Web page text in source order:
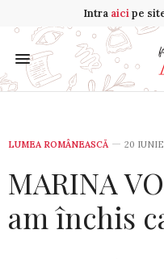
Intra aicipe
LUMEA ROMÂNEASCĂ 20
MARINA
am închis